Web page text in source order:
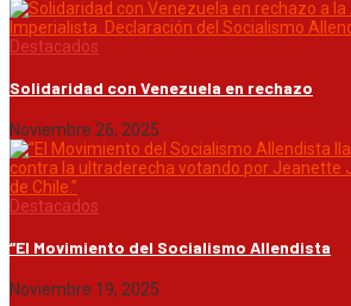
Destacados
Solidaridad con Venezuela en rechazo
Noviembre 26, 2025
Destacados
“El Movimiento del Socialismo Allendista
Noviembre 19, 2025